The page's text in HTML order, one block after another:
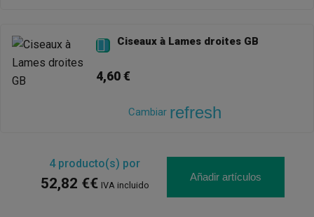
 Ciseaux à Lames droites GB
4,60 €
Cambiar refresh
4producto(s) por
52,82 €€ IVA incluido
Añadir artículos